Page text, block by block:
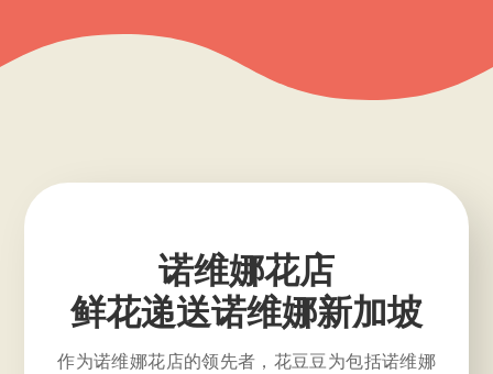
诺维娜花店
鲜花递送诺维娜新加坡
作为诺维娜花店的领先者，花豆豆为包括诺维娜